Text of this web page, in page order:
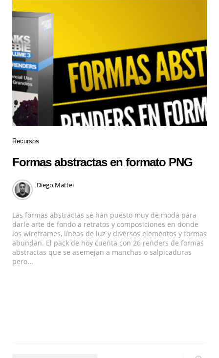
Recursos
Formas abstractas en formato PNG
Diego Mattei
Las formas abstractas se han puesto muy de moda para
darle arte de fondo a retratos y composiciones en donde
los wireframes, líneas de luz y diversos elementos y formas
abundan. El pack de hoy cuenta con 26 renders de formas
abstractas que se asemejan a manchas o salpicaduras
pero...